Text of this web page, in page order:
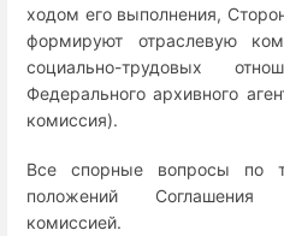
ходом его выполнения,
формируют отраслевую
социально-трудовых
Федерального архивного
комиссия).
Все спорные вопросы по
положений Соглашения
комиссией.